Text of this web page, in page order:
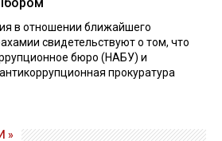
в отношении ближайшего
свидетельствуют о том, что
бюро (НАБУ) и
прокуратура
»